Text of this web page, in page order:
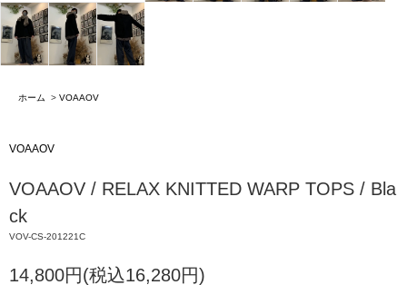
ホーム > VOAAOV
VOAAOV
VOAAOV / RELAX KNITTED WARP TOPS / Bla
ck
VOV-CS-201221C
14,800円(税込16,280円)